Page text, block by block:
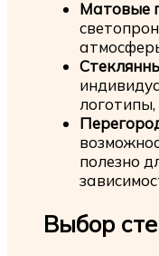
Матовые
полезно
Выбор